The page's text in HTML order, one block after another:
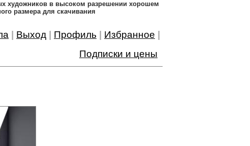
художников в высоком разрешении хорошем
размера для скачивания
Выход Профиль Избранное
Подписки и цены